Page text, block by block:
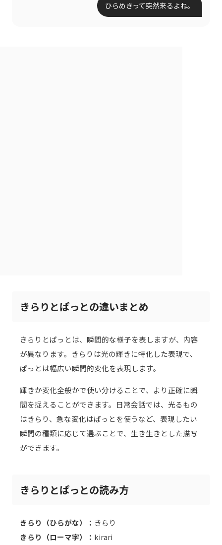
ひらめきって突然来るよね。
きらりとぱっとの違いまとめ
きらりとぱっとは、瞬間的な様子を表しますが、内容
が異なります。きらりは光の輝きに特化した表現で、
ぱっとは幅広い瞬間的変化を表現します。
輝きか変化全般かで使い分けることで、より正確に瞬
間を捉えることができます。日常会話では、光るもの
はきらり、急な変化はぱっとを使うなど、表現したい
瞬間の種類に応じて選ぶことで、生き生きとした描写
ができます。
きらりとぱっとの読み方
きらり（ひらがな）： きらり
きらり（ローマ字）： kirari